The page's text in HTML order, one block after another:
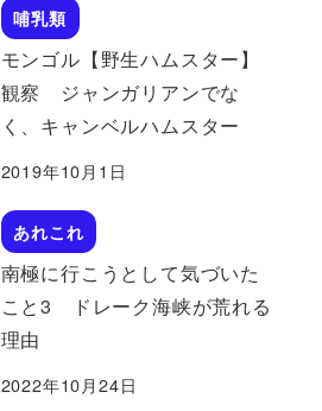
哺乳類
モンゴル【野生ハムスター】
観察 ジャンガリアンでな
く、キャンベルハムスター
2019年10月1日
あれこれ
南極に行こうとして気づいた
こと3 ドレーク海峡が荒れる
理由
2022年10月24日